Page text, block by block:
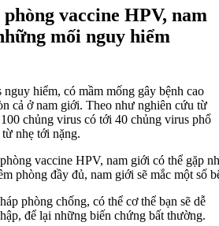
vaccine HPV, nam
mối nguy hiểm
hiểm, có mầm mống gây bệnh cao
cả ở nam giới. Theo như nghiên cứu từ
chủng virus có tới 40 chủng virus phổ
nhẹ tới nặng.
phòng đầy đủ, nam giới sẽ mắc một số
phòng chống, có thể cơ thể bạn sẽ dễ
để lại những biến chứng bất thường.